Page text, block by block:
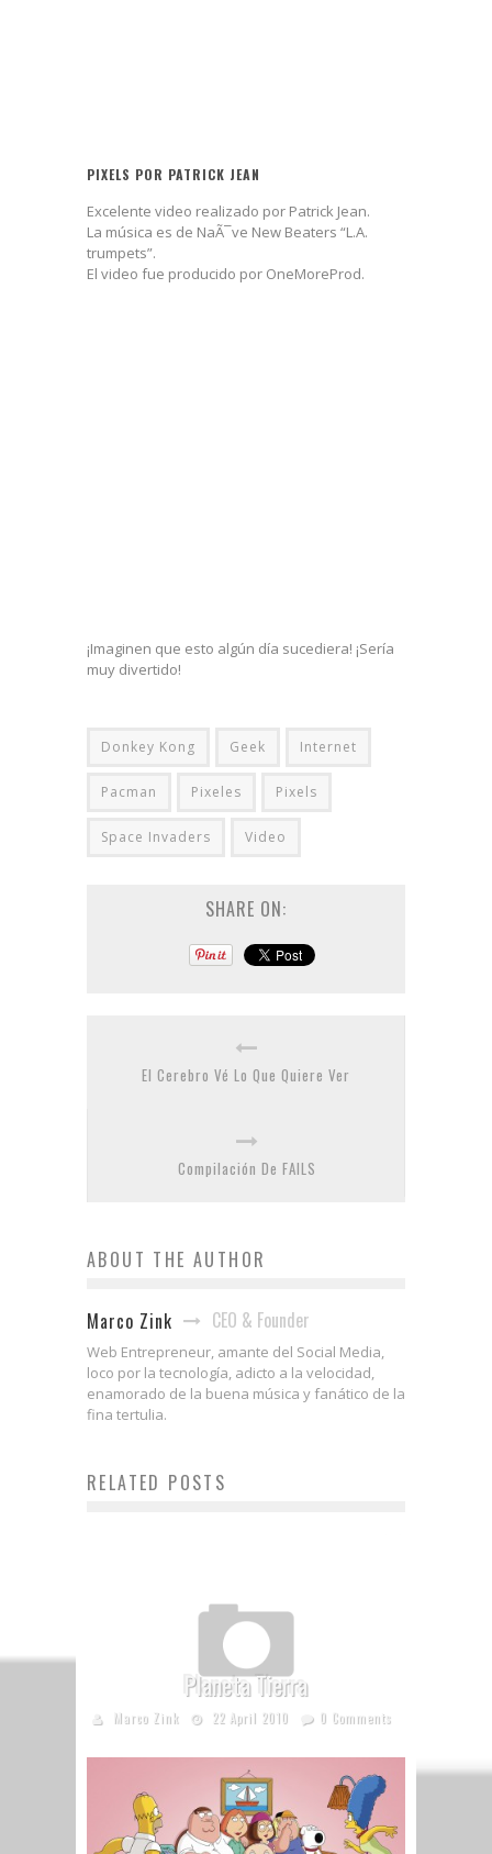
PIXELS POR PATRICK JEAN
Excelente video realizado por Patrick Jean.
La música es de NaÃ¯ve New Beaters “L.A.
trumpets”.
El video fue producido por OneMoreProd.
¡Imaginen que esto algún día sucediera! ¡Sería
muy divertido!
Donkey Kong Geek Internet
Pacman Pixeles Pixels
Space Invaders Video
SHARE ON:
El Cerebro Vé Lo Que Quiere Ver
Compilación De FAILS
ABOUT THE AUTHOR
Marco Zink CEO & Founder
Web Entrepreneur, amante del Social Media,
loco por la tecnología, adicto a la velocidad,
enamorado de la buena música y fanático de la
fina tertulia.
RELATED POSTS
Planeta Tierra
Marco Zink 22 April 2010 0 Comments